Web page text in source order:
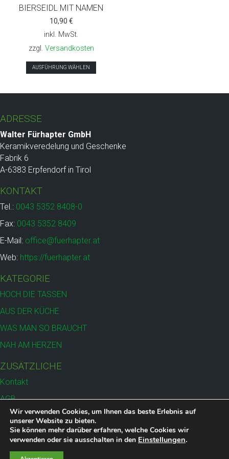
BIERSEIDL MIT NAMEN
10,90 €
inkl. MwSt.
zzgl. Versandkosten
AUSFÜHRUNG WÄHLEN
Dieses
Produkt
Optionen
ADRESSE
Walter Fürhapter GmbH
Keramikveredelung und Geschenke
Fabrik 6
A-6383 Erpfendorf in Tirol
KONTAKT
Tel.: 0043 5352 8408-0
Fax: 0043 5352 8409
E-Mail: office@fuerhapter.at
Web: https://fuerhapter.at
KATEGORIE
HOCH DIE TASSEN
AUS DER KÜCHE
WAS MAN SO BRAUCHT
NAH AM HERZEN
ZUSÄTZLICHE
Kontakt
AGB
Versand
Datenschutz
Impressum
Wir verwenden Cookies, um Ihnen das beste Erlebnis auf
unserer Website zu bieten.
Sie können mehr darüber erfahren, welche Cookies wir
verwenden oder sie ausschalten in den Einstellungen.